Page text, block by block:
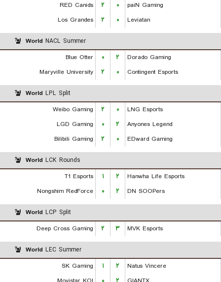
RED Canids
۲ ۰
paiN Gaming
Los Grandes
۲ ۰ Leviatan
World NACL Summer
Blue Otter
۰ ۲
Dorado Gaming
Maryville University
۲ ۰ Contingent Esports
World LPL Split
Weibo Gaming
۲ ۰
LNG Esports
LGD Gaming
۰ ۲
Anyones Legend
Bilibili Gaming
۲ ۰ EDward Gaming
World LCK Rounds
T1 Esports
۱ ۲
Hanwha Life Esports
Nongshim RedForce
۰ ۲ DN SOOPers
World LCP Split
Deep Cross Gaming
۲ ۳ MVK Esports
World LEC Summer
SK Gaming
۱ ۲
Natus Vincere